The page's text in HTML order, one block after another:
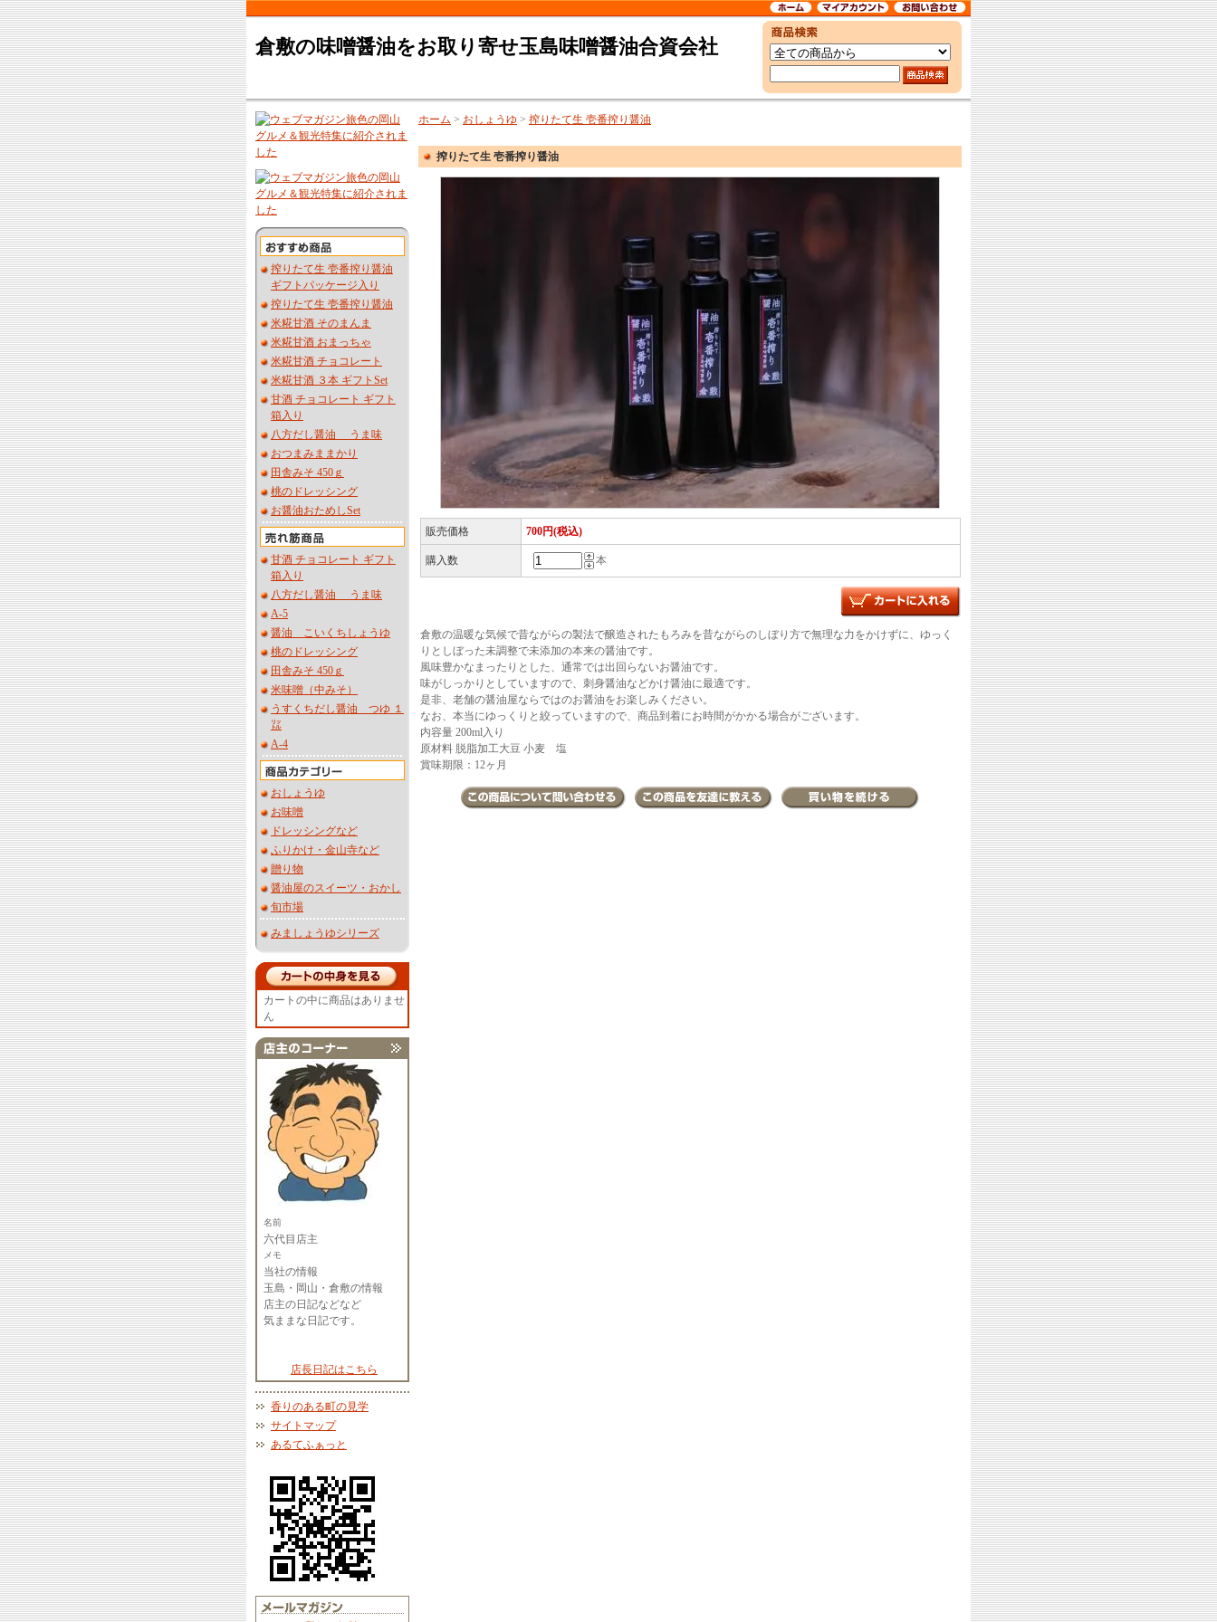
倉敷の味噌醤油をお取り寄せ玉島味噌醤油合資会社
搾りたて生 壱番搾り醤油
ギフトパッケージ入り
搾りたて生 壱番搾り醤油
米糀甘酒 そのまんま
米糀甘酒 おまっちゃ
米糀甘酒 チョコレート
米糀甘酒 ３本 ギフトSet
甘酒 チョコレート ギフト
箱入り
八方だし醤油 うま味
おつまみままかり
田舎みそ 450ｇ
桃のドレッシング
お醤油おためしSet
甘酒 チョコレート ギフト
箱入り
八方だし醤油 うま味
A-5
醤油 こいくちしょうゆ
桃のドレッシング
田舎みそ 450ｇ
米味噌（中みそ）
うすくちだし醤油 つゆ １
㍑
A-4
おしょうゆ
お味噌
ドレッシングなど
ふりかけ・金山寺など
贈り物
醤油屋のスイーツ・おかし
旬市場
みましょうゆシリーズ
カートの中に商品はありませ
ん
名前
六代目店主
メモ
当社の情報
玉島・岡山・倉敷の情報
店主の日記などなど
気ままな日記です。
店長日記はこちら
香りのある町の見学
サイトマップ
あるてふぁっと
ホーム > おしょうゆ > 搾りたて生 壱番搾り醤油
搾りたて生 壱番搾り醤油
販売価格 700円(税込)
購入数 本
倉敷の温暖な気候で昔ながらの製法で醸造されたもろみを昔ながらのしぼり方で無理な力をかけずに、ゆっく
りとしぼった未調整で未添加の本来の醤油です。
風味豊かなまったりとした、通常では出回らないお醤油です。
味がしっかりとしていますので、刺身醤油などかけ醤油に最適です。
是非、老舗の醤油屋ならではのお醤油をお楽しみください。
なお、本当にゆっくりと絞っていますので、商品到着にお時間がかかる場合がございます。
内容量 200ml入り
原材料 脱脂加工大豆 小麦 塩
賞味期限：12ヶ月